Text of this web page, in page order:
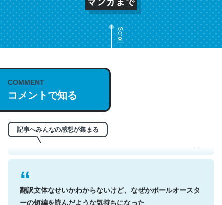
Scroll
COMMENT
コメントで知る
記事へみんなの感想が集まる
これは名文。彼はとてもクレバーなんだろうなと凄く思
う。英語少しでも読める人は原文もお勧め。自分はこの流
れ好き。Let’s Fucking Go. Then Covid hit. Shit.
─今のこの状況が信じられるかい？ by ラーズ・ヌートバー
翻訳文体なせいかわからないけど、なぜかポールオースタ
ーの短編を読んだような気持ちになった